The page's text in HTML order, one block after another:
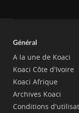
Général
A la une de Koaci
Koaci Côte d'Ivoire
Koaci Afrique
Archives Koaci
Conditions